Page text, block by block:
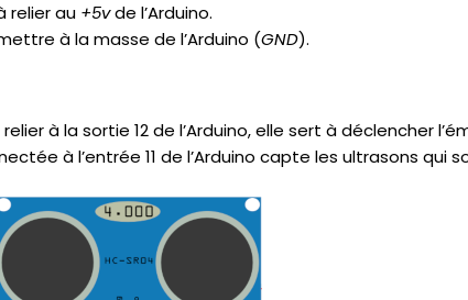
relier au +5vde l’Arduino.
à la masse de l’Arduino (GND).
à la sortie 12 de l’Arduino, elle sert à déclencher
à l’entrée 11 de l’Arduino capte les ultrasons qui